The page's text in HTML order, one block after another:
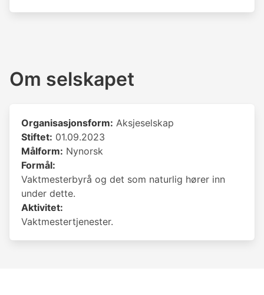
Om selskapet
Organisasjonsform: Aksjeselskap
Stiftet: 01.09.2023
Målform: Nynorsk
Formål:
Vaktmesterbyrå og det som naturlig hører inn
under dette.
Aktivitet:
Vaktmestertjenester.